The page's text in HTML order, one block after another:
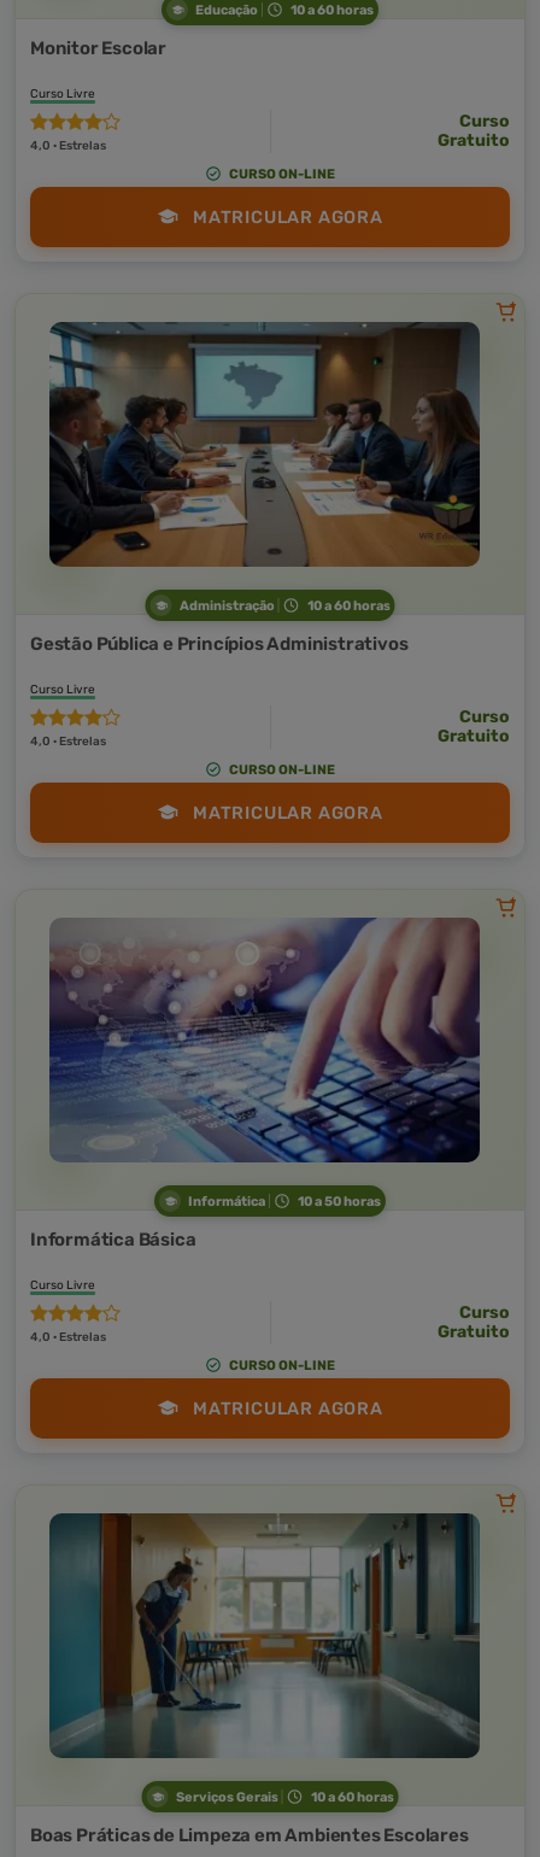
Educação 10 a 60 horas
Monitor Escolar
Curso Livre
4,0 · Estrelas
Curso
Gratuito
CURSO ON-LINE
MATRICULAR AGORA
Administração 10 a 60 horas
Gestão Pública e Princípios Administrativos
Curso Livre
4,0 · Estrelas
Curso
Gratuito
CURSO ON-LINE
MATRICULAR AGORA
Informática 10 a 50 horas
Informática Básica
Curso Livre
4,0 · Estrelas
Curso
Gratuito
CURSO ON-LINE
MATRICULAR AGORA
Serviços Gerais 10 a 60 horas
Boas Práticas de Limpeza em Ambientes Escolares